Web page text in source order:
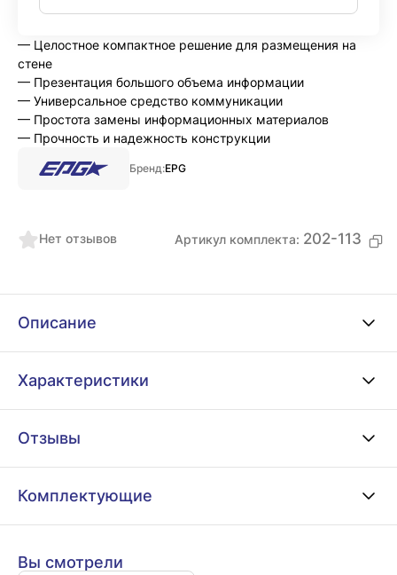
Нет отзывов Артикул комплекта: 202-113
— Целостное компактное решение для размещения на
стене
— Презентация большого объема информации
— Универсальное средство коммуникации
— Простота замены информационных материалов
— Прочность и надежность конструкции
Бренд:EPG
Описание
Характеристики
Отзывы
Комплектующие
Вы смотрели